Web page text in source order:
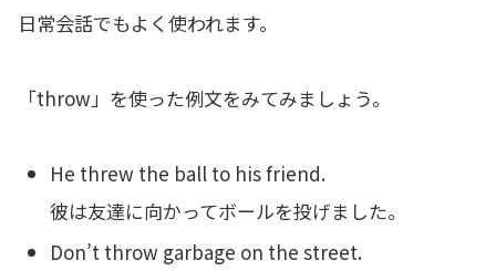
日常会話でもよく使われます。
「throw」を使った例文をみてみましょう。
He threw the ball to his friend.
彼は友達に向かってボールを投げました。
Don’t throw garbage on the street.